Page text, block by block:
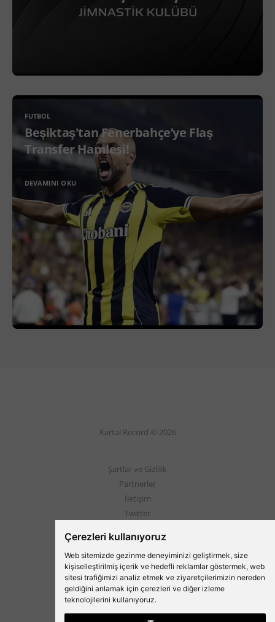
Çerezleri kullanıyoruz
Web sitemizde gezinme deneyiminizi geliştirmek, size
kişiselleştirilmiş içerik ve hedefli reklamlar göstermek, web
sitesi trafiğimizi analiz etmek ve ziyaretçilerimizin nereden
geldiğini anlamak için çerezleri ve diğer izleme
teknolojilerini kullanıyoruz.
FUTBOL
Beşiktaş'tan Fenerbahçe’ye Flaş
Transfer Hamlesi!
DEVAMINI OKU
Kartal Record © 2026
Şartlar ve Gizlilik
Partnerler
İletişim
Twitter
Beşiktaş'ın Medyası